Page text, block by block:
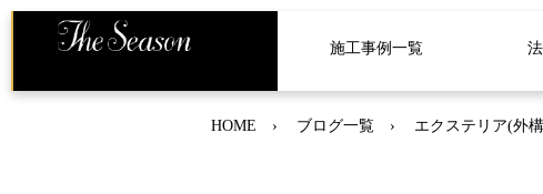
施工事例一覧
HOME ブログ一覧 エクステリア(外